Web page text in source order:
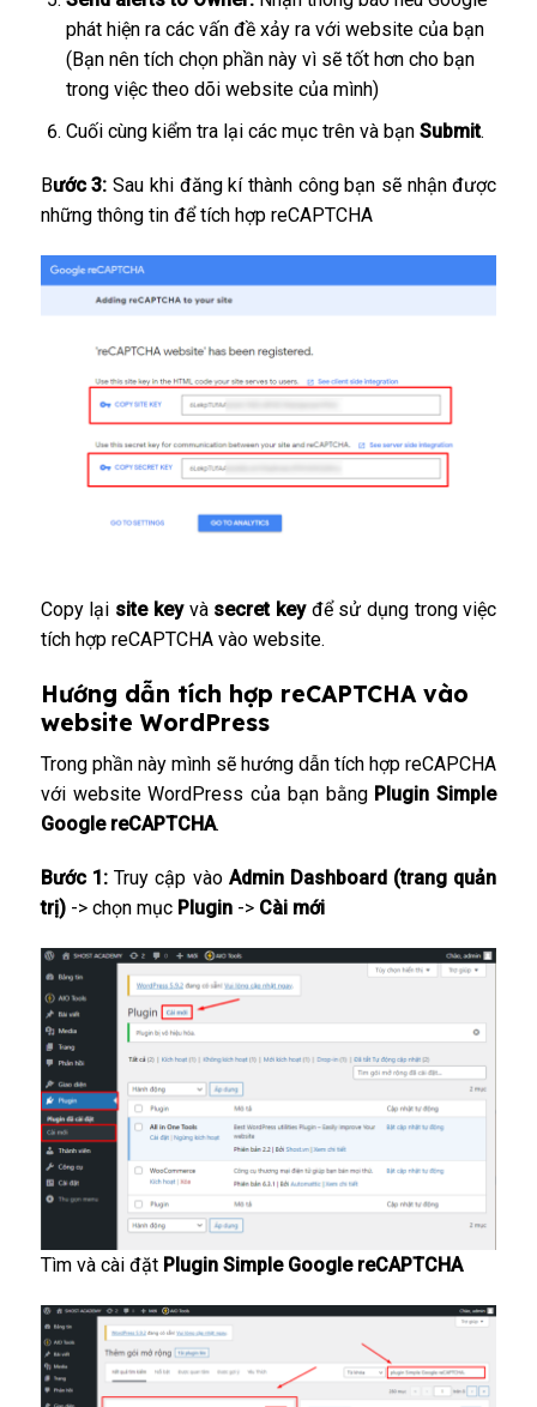
phát hiện ra các vấn đề xảy ra với website của bạn
(Bạn nên tích chọn phần này vì sẽ tốt hơn cho bạn
trong việc theo dõi website của mình)
Cuối cùng kiểm tra lại các mục trên và bạn Submit.
Bước 3:Sau khi đăng kí thành công bạn sẽ nhận được
những thông tin để tích hợp reCAPTCHA
Copy lại site key vàsecret keyđể sử dụng trong việc
tích hợp reCAPTCHA vào website.
Hướng dẫn tích hợp reCAPTCHA vào
website WordPress
Trong phần này mình sẽ hướng dẫn tích hợp reCAPCHA
với website WordPress của bạn bằng Plugin Simple
Google reCAPTCHA.
Bước 1:Truy cập vào Admin Dashboard (trang quản
trị)-> chọn mục Plugin-> Cài mới
Tìm và cài đặt Plugin Simple Google reCAPTCHA